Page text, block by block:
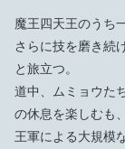
魔王四天王のうち
さらに技を磨き続
と旅立つ。
道中、ムミョウた
の休息を楽しむも、
王軍による大規模
the main
Português
한국어